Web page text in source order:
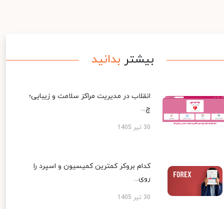
بیشتر بدانید
انقلاب در مدیریت مراکز سلامت و زیبایی؛
چ...
30 تیر 1405
کدام بروکر کمترین کمیسیون و اسپرد را
روی...
30 تیر 1405